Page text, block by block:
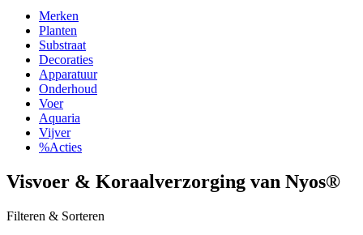
Merken
Planten
Substraat
Decoraties
Apparatuur
Onderhoud
Voer
Aquaria
Vijver
%Acties
Visvoer & Koraalverzorging van Nyos®
Filteren & Sorteren